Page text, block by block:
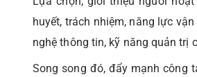
huyết, trách nhiệm, năng lực
nghệ thông tin, kỹ năng quản trị
Song song đó, đẩy mạnh công